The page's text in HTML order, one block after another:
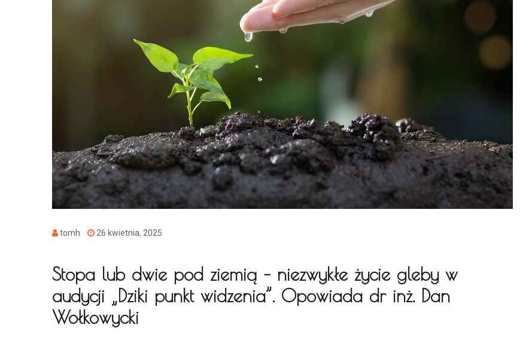
tomh 26 kwietnia, 2025
Stopa lub dwie pod ziemią – niezwykłe życie gleby w
audycji „Dziki punkt widzenia”. Opowiada dr inż. Dan
Wołkowycki